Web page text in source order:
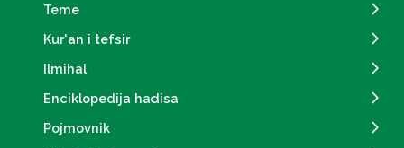
Teme
Kur'an i tefsir
Ilmihal
Enciklopedija hadisa
Pojmovnik